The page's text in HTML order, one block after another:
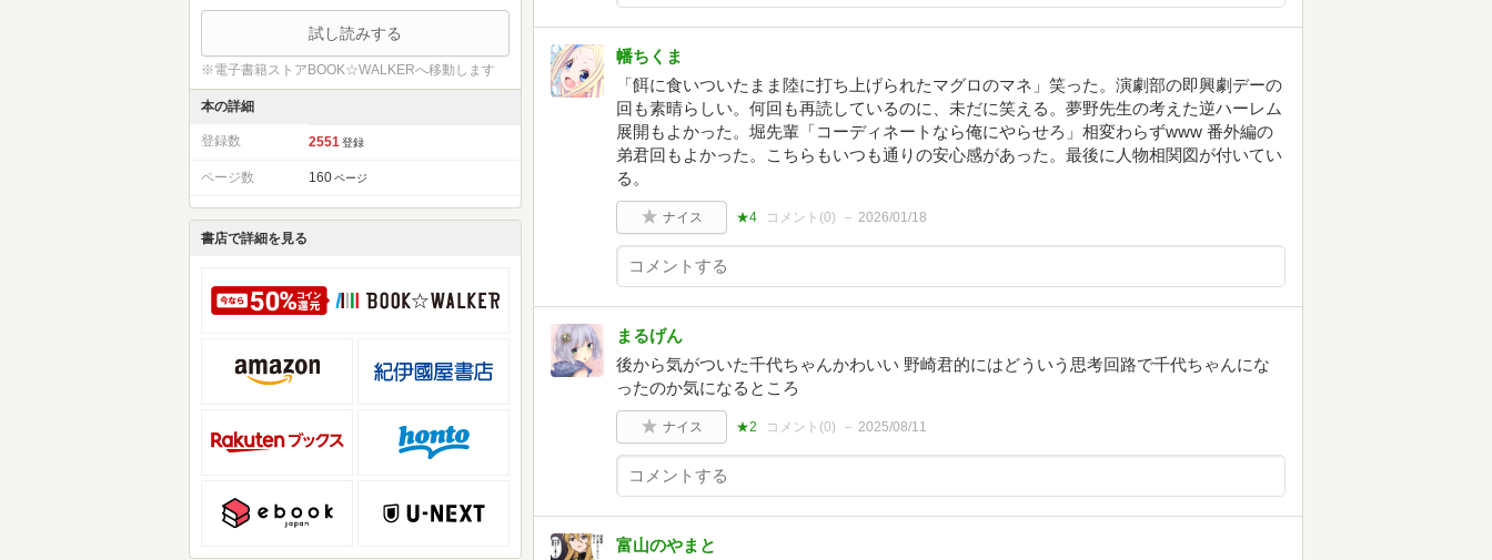
試し読みする
※電子書籍ストアBOOK☆WALKERへ移動します
本の詳細
登録数 2551 登録
ページ数 160 ページ
書店で詳細を見る
幡ちくま
「餌に食いついたまま陸に打ち上げられたマグロのマネ」笑った。演劇部の即興劇デーの
回も素晴らしい。何回も再読しているのに、未だに笑える。夢野先生の考えた逆ハーレム
展開もよかった。堀先輩「コーディネートなら俺にやらせろ」相変わらずwww 番外編の
弟君回もよかった。こちらもいつも通りの安心感があった。最後に人物相関図が付いてい
る。
ナイス ★4 コメント(0) 2026/01/18
まるげん
後から気がついた千代ちゃんかわいい 野崎君的にはどういう思考回路で千代ちゃんにな
ったのか気になるところ
ナイス ★2 コメント(0) 2025/08/11
富山のやまと